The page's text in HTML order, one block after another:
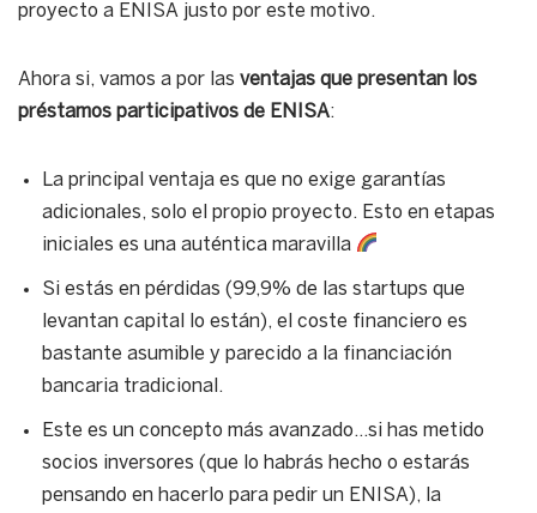
proyecto a ENISA justo por este motivo.
Ahora si, vamos a por las ventajas que presentan los
préstamos participativos de ENISA:
La principal ventaja es que no exige garantías
adicionales, solo el propio proyecto. Esto en etapas
iniciales es una auténtica maravilla
Si estás en pérdidas (99,9% de las startups que
levantan capital lo están), el coste financiero es
bastante asumible y parecido a la financiación
bancaria tradicional.
Este es un concepto más avanzado…si has metido
socios inversores (que lo habrás hecho o estarás
pensando en hacerlo para pedir un ENISA), la